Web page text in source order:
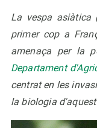
La vespa asiàtica
primer cop a
amenaça per la
Departament
centrat en les
la biologia